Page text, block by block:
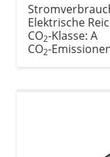
Elektrische
CO2-Klasse: A
CO2-